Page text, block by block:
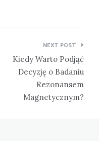
NEXT POST
Kiedy Warto Podjąć
Decyzję o Badaniu
Rezonansem
Magnetycznym?